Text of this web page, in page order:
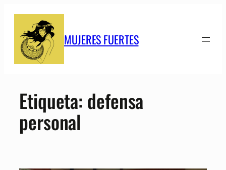
contenido
MUJERES FUERTES
Etiqueta:defensa
personal